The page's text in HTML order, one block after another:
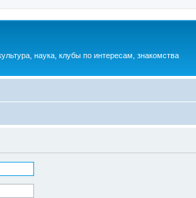
наука, клубы по интересам, знакомства